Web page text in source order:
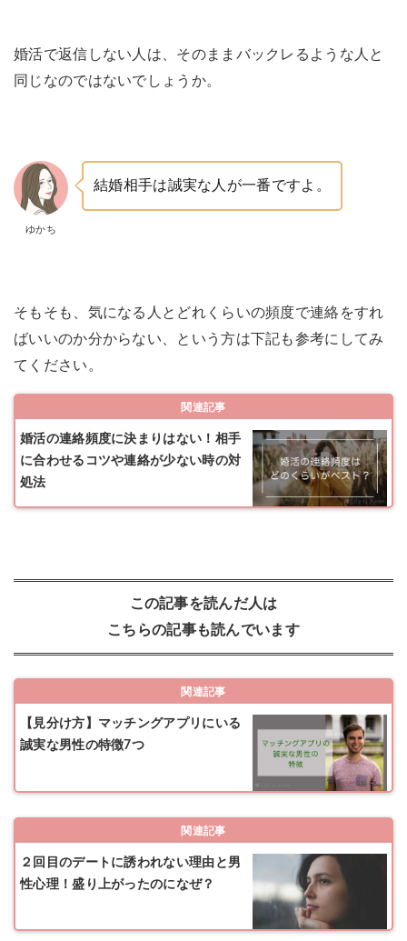
婚活で返信しない人は、そのままバックレるような人と
同じなのではないでしょうか。
ゆかち
結婚相手は誠実な人が一番ですよ。
そもそも、気になる人とどれくらいの頻度で連絡をすれ
ばいいのか分からない、という方は下記も参考にしてみ
てください。
関連記事
婚活の連絡頻度に決まりはない！相手
に合わせるコツや連絡が少ない時の対
処法
この記事を読んだ人は
こちらの記事も読んでいます
関連記事
【見分け方】マッチングアプリにいる
誠実な男性の特徴7つ
関連記事
２回目のデートに誘われない理由と男
性心理！盛り上がったのになぜ？